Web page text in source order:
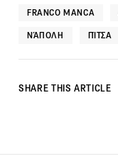
FRANCO MANCA
ΝΆΠΟΛΗ ΠΊΤΣΑ
SHARE THIS ARTICLE